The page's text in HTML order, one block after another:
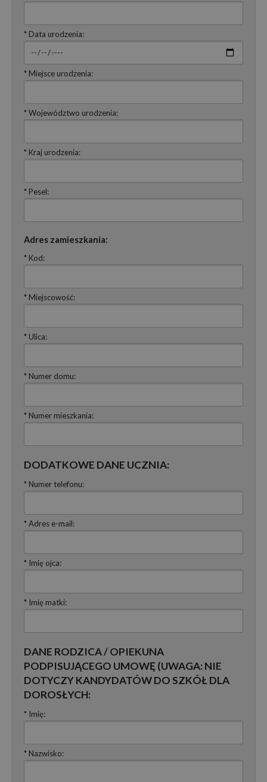
* Data urodzenia:
* Miejsce urodzenia:
* Województwo urodzenia:
* Kraj urodzenia:
* Pesel:
Adres zamieszkania:
* Kod:
* Miejscowość:
* Ulica:
* Numer domu:
* Numer mieszkania:
DODATKOWE DANE UCZNIA:
* Numer telefonu:
* Adres e-mail:
* Imię ojca:
* Imię matki:
DANE RODZICA / OPIEKUNA
PODPISUJĄCEGO UMOWĘ (UWAGA: NIE
DOTYCZY KANDYDATÓW DO SZKÓŁ DLA
DOROSŁYCH:
* Imię:
* Nazwisko: